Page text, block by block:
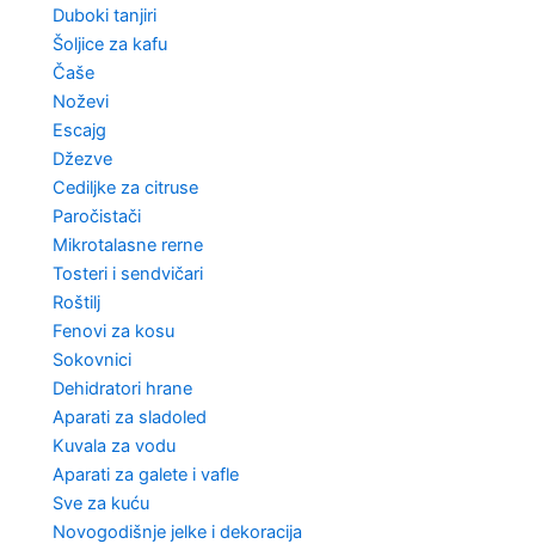
Duboki tanjiri
Šoljice za kafu
Čaše
Noževi
Escajg
Džezve
Cediljke za citruse
Paročistači
Mikrotalasne rerne
Tosteri i sendvičari
Roštilj
Fenovi za kosu
Sokovnici
Dehidratori hrane
Aparati za sladoled
Kuvala za vodu
Aparati za galete i vafle
Sve za kuću
Novogodišnje jelke i dekoracija